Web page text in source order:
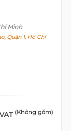
Minh
Quận 1, Hồ Chí
(Không gồm)